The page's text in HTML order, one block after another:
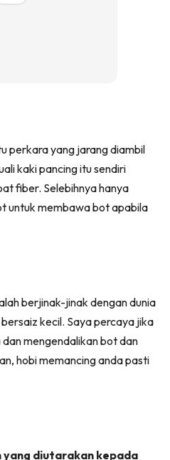
perkara yang jarang diambil
kaki pancing itu sendiri
fiber. Selebihnya hanya
untuk membawa bot apabila
berjinak-jinak dengan dunia
kecil. Saya percaya jika
mengendalikan bot dan
hobi memancing anda pasti
diutarakan kepada